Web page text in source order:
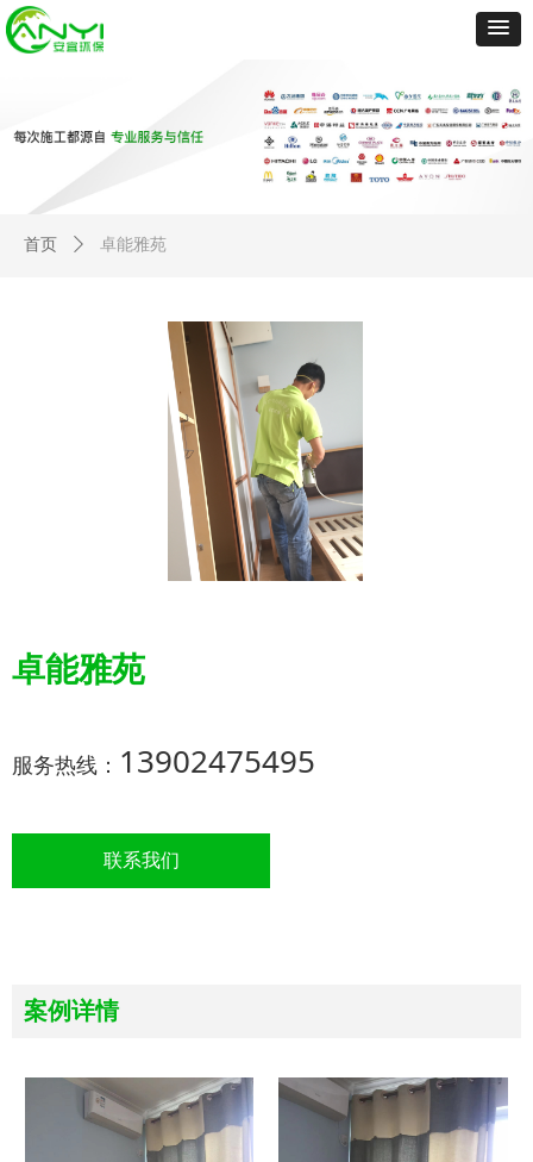
首页 ꄲ 卓能雅苑
服务热线： 13902475495
卓能雅苑
联系我们
案例详情